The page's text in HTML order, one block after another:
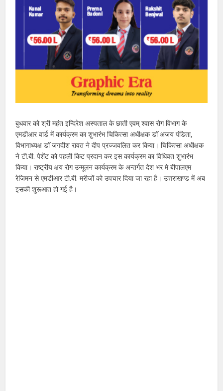
बुधवार को श्री महंत इन्दिरेश अस्पताल के छाती एवम् श्वास रोग विभाग के
एमडीआर वार्ड में कार्यक्रम का शुभारंभ चिकित्सा अधीक्षक डाॅ अजय पंडिता,
विभागाध्यक्ष डाॅ जगदीश रावत ने दीप प्रज्जवलित कर किया। चिकित्सा अधीक्षक
ने टी.बी. पेशेंट को पहली किट प्रदान कर इस कार्यक्रम का विधिवत शुभारंभ
किया। राष्ट्रीय क्षय रोग उन्मूलन कार्यक्रम के अन्तर्गत देश भर मे बीपालएम
रेजिमन से एमडीआर टी.बी. मरीजों को उपचार दिया जा रहा है। उत्तराखण्ड में अब
इसकी शुरूआत हो गई है।